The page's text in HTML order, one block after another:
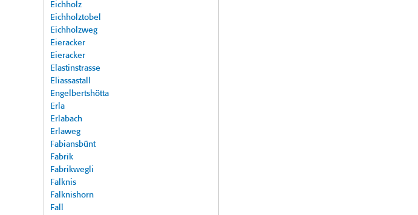
Eichholz
Eichholztobel
Eichholzweg
Eieracker
Eieracker
Elastinstrasse
Eliassastall
Engelbertshötta
Erla
Erlabach
Erlaweg
Fabiansbünt
Fabrik
Fabrikwegli
Falknis
Falknishorn
Fall